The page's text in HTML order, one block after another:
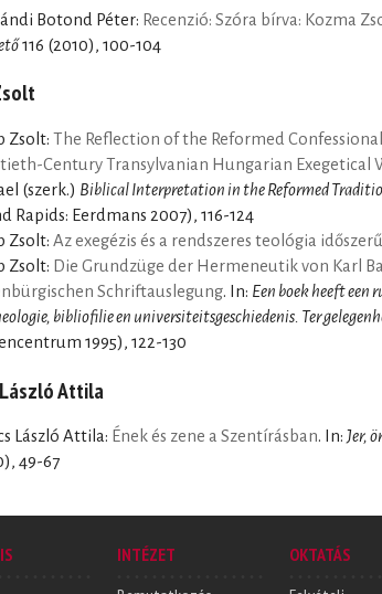
Botond Péter: Recenzió: Szóra bírva: Kozma
116 (2010), 100-104
Zsolt: The Reflection of the Reformed
Century Transylvanian Hungarian Exegetical
(szerk.) Biblical Interpretation in the Reformed
Rapids: Eerdmans 2007), 116-124
Zsolt: Az exegézis és a rendszeres teológia
Zsolt: Die Grundzüge der Hermeneutik von Karl
Schriftauslegung. In: Een boek heeft een
bibliofilie en universiteitsgeschiedenis. Ter
1995), 122-130
Attila
László Attila: Ének és zene a Szentírásban. In: Jer,
49-67
INTÉZET
OKTATÁS